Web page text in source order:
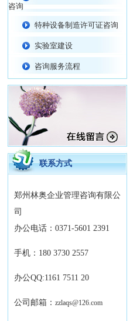
咨询
特种设备制造许可证咨询
实验室建设
咨询服务流程
联系方式
郑州林奥企业管理咨询有限公
司
办公电话：0371-5601 2391
手机：180 3730 2557
办公QQ:1161 7511 20
公司邮箱： zzlaqs@126.com